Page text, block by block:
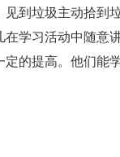
到垃圾主动拾到
学习活动中随意
的提高。他们能